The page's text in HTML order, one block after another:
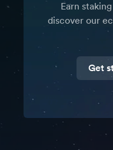
Earn
discover our
Get